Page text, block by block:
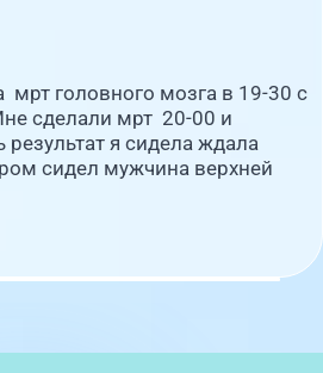
мрт головного мозга в 19-30 с
сделали мрт 20-00 и
я сидела ждала
сидел мужчина верхней